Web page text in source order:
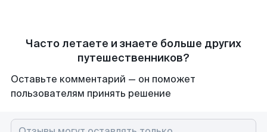
Часто летаете и знаете больше других
путешественников?
Оставьте комментарий — он поможет
пользователям принять решение